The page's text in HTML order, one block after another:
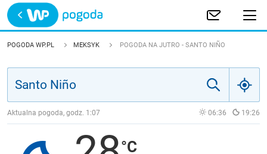
Trwa ładowanie
POLSKA
JAKOŚĆ POWIETRZA
POGODA WP.PL MEKSYK POGODA NA JUTRO - SANTO NIÑO
Aktualna pogoda, godz. 1:07 06:36 19:26